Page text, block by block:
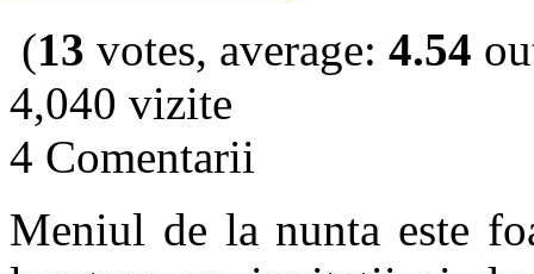
(13 votes, average: 4.54
4,040 vizite
4 Comentarii
Meniul de la nunta este